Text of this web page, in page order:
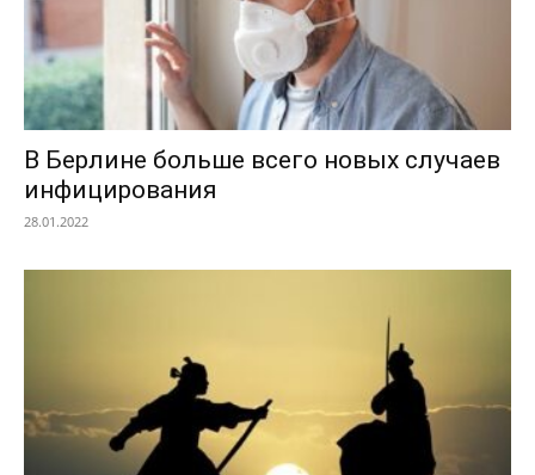
В Берлине больше всего новых случаев
инфицирования
28.01.2022